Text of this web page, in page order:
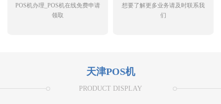
POS机办理_POS机在线免费申请
领取
想要了解更多业务请及时联系我
们
天津POS机
PRODUCT DISPLAY